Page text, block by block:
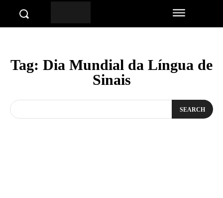
Tag: Dia Mundial da Língua de
Sinais
SEARCH